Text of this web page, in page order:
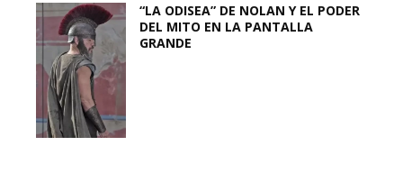
“LA ODISEA” DE NOLAN Y EL PODER
DEL MITO EN LA PANTALLA
GRANDE